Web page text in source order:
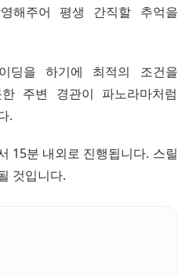
해주어 평생 간직할 추억을
딩을 하기에 최적의 조건을
주변 경관이 파노라마처럼
.
15분 내외로 진행됩니다. 스릴
것입니다.